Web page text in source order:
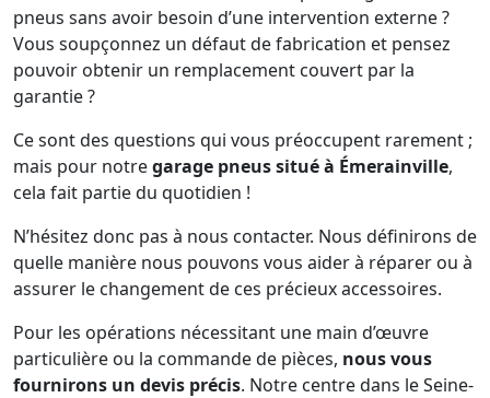
pneus sans avoir besoin d’une intervention externe ?
Vous soupçonnez un défaut de fabrication et pensez
pouvoir obtenir un remplacement couvert par la
garantie ?
Ce sont des questions qui vous préoccupent rarement ;
mais pour notregarage pneus situé à Émerainville,
cela fait partie du quotidien !
N’hésitez donc pas à nous contacter. Nous définirons de
quelle manière nous pouvons vous aider à réparer ou à
assurer le changement de ces précieux accessoires.
Pour les opérations nécessitant une main d’œuvre
particulière ou la commande de pièces, nous vous
fournirons un devis précis. Notre centre dans le Seine-